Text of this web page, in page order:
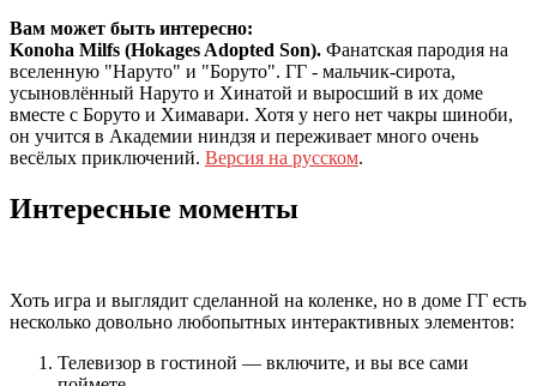
Вам может быть интересно:
Konoha Milfs (Hokages Adopted Son). Фанатская пародия на
вселенную "Наруто" и "Боруто". ГГ - мальчик-сирота,
усыновлённый Наруто и Хинатой и выросший в их доме
вместе с Боруто и Химавари. Хотя у него нет чакры шиноби,
он учится в Академии ниндзя и переживает много очень
весёлых приключений. Версия на русском.
Интересные моменты
Хоть игра и выглядит сделанной на коленке, но в доме ГГ есть
несколько довольно любопытных интерактивных элементов:
Телевизор в гостиной — включите, и вы все сами